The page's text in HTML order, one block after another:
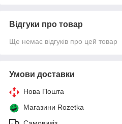
Відгуки про товар
Ще немає відгуків про цей товар
Умови доставки
Нова Пошта
Магазини Rozetka